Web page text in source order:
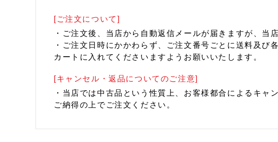
[ご注文について]
・ご注文後、当店から自動返信メールが届きますが、当
・ご注文日時にかかわらず、ご注文番号ごとに送料及
カートに入れてくださいますようお願いいたします。
[キャンセル・返品についてのご注意]
・当店では中古品という性質上、お客様都合によるキャ
ご納得の上でご注文ください。